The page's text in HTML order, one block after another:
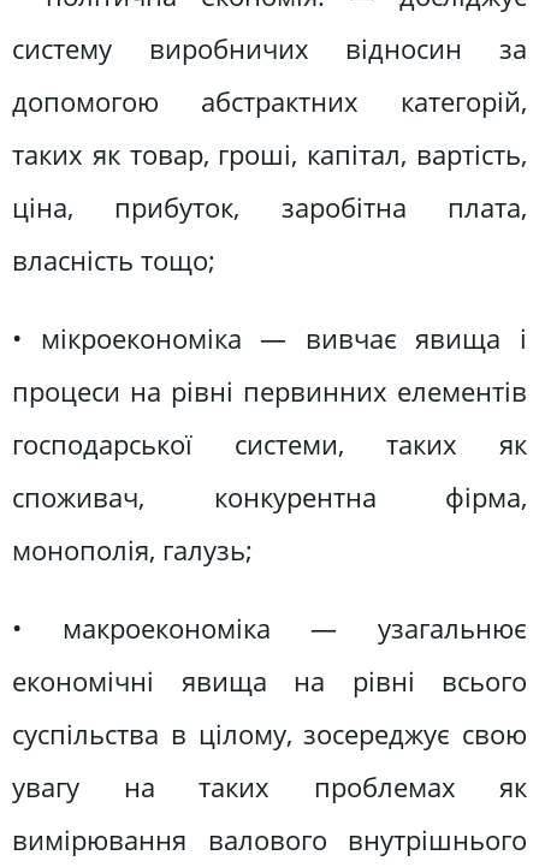
систему виробничих відносин за
допомогою абстрактних категорій,
таких як товар, гроші, капітал, вартість,
ціна, прибуток, заробітна плата,
власність тощо;
• мікроекономіка — вивчає явища і
процеси на рівні первинних елементів
господарської системи, таких як
споживач, конкурентна фірма,
монополія, галузь;
• макроекономіка — узагальнює
економічні явища на рівні всього
суспільства в цілому, зосереджує свою
увагу на таких проблемах як
вимірювання валового внутрішнього